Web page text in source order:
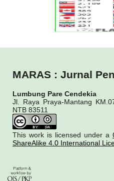
MARAS : Jurnal
Lumbung Pare Cendekia
Jl. Raya Praya-Mantang
NTB 83511
This work is licensed under a
ShareAlike 4.0 International